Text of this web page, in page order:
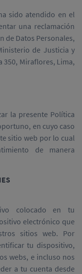
sido atendido en el
una reclamación
de Datos Personales,
de Justicia y
350, Miraflores, Lima,
la presente Política
en cuyo caso
sitio web por lo cual
de manera
colocado en tu
electrónico que
sitios web. Por
tu dispositivo,
webs, e incluso nos
a tu cuenta desde